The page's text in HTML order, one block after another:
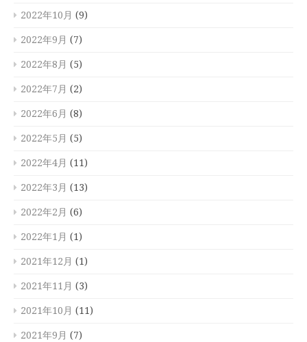
2022年10月 (9)
2022年9月 (7)
2022年8月 (5)
2022年7月 (2)
2022年6月 (8)
2022年5月 (5)
2022年4月 (11)
2022年3月 (13)
2022年2月 (6)
2022年1月 (1)
2021年12月 (1)
2021年11月 (3)
2021年10月 (11)
2021年9月 (7)